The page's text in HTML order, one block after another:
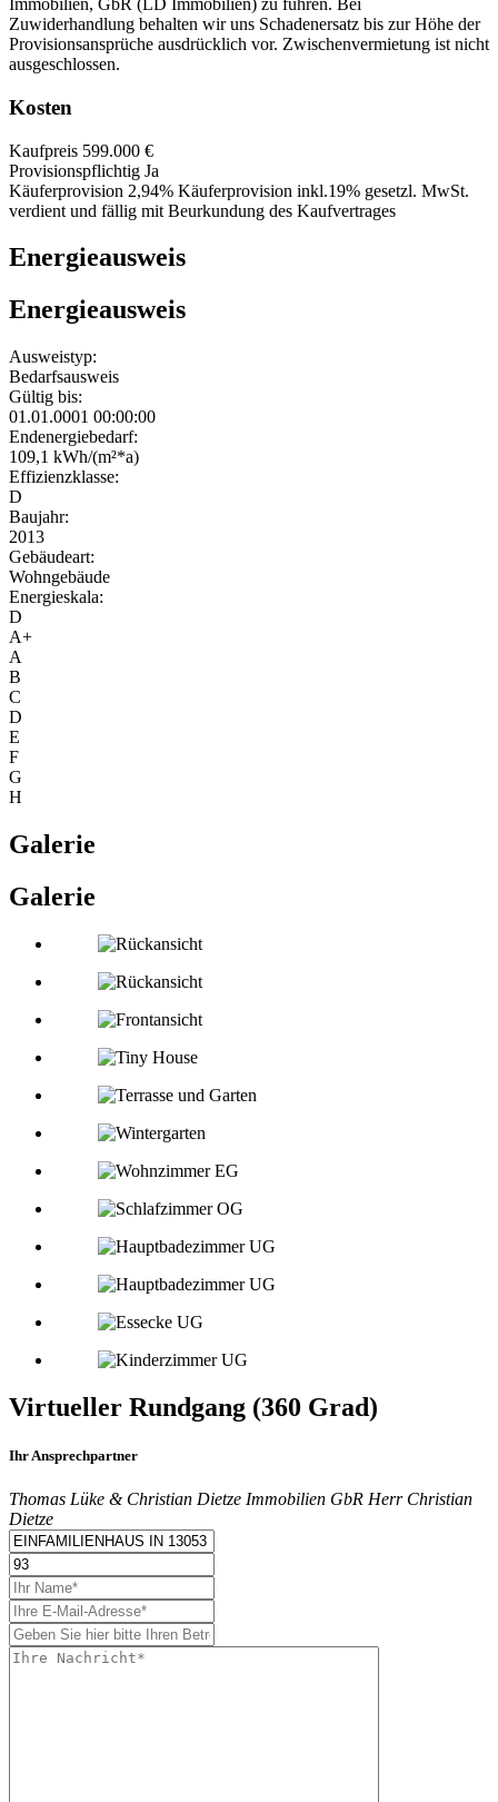
Immobilien, GbR (LD Immobilien) zu führen. Bei
Zuwiderhandlung behalten wir uns Schadenersatz bis zur Höhe der
Provisionsansprüche ausdrücklich vor. Zwischenvermietung ist nicht
ausgeschlossen.
Kosten
Kaufpreis 599.000 €
Provisionspflichtig Ja
Käuferprovision 2,94% Käuferprovision inkl.19% gesetzl. MwSt.
verdient und fällig mit Beurkundung des Kaufvertrages
Energieausweis
Energieausweis
Ausweistyp:
Bedarfsausweis
Gültig bis:
01.01.0001 00:00:00
Endenergiebedarf:
109,1 kWh/(m²*a)
Effizienzklasse:
D
Baujahr:
2013
Gebäudeart:
Wohngebäude
Energieskala:
D
A+
A
B
C
D
E
F
G
H
Galerie
Galerie
Virtueller Rundgang (360 Grad)
Ihr Ansprechpartner
Thomas Lüke & Christian Dietze Immobilien GbR Herr Christian
Dietze